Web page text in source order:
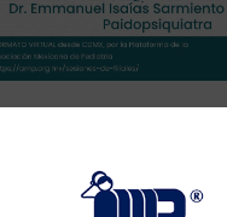
27 Feb 2025